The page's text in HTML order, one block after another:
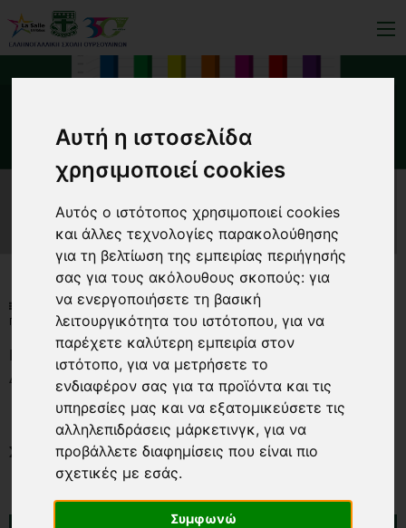
Αυτή η ιστοσελίδα
χρησιμοποιεί cookies
Αυτός ο ιστότοπος χρησιμοποιεί cookies
και άλλες τεχνολογίες παρακολούθησης
για τη βελτίωση της εμπειρίας περιήγησής
σας για τους ακόλουθους σκοπούς:για
να ενεργοποιήσετε τη βασική
λειτουργικότητα του ιστότοπου,για να
παρέχετε καλύτερη εμπειρία στον
ιστότοπο,για να μετρήσετε το
ενδιαφέρον σας για τα προϊόντα και τις
υπηρεσίες μας και να εξατομικεύσετε τις
αλληλεπιδράσεις μάρκετινγκ,για να
προβάλλετε διαφημίσεις που είναι πιο
σχετικές με εσάς.
Συμφωνώ
ΓΥΜΝΑΣΙΟ - ΛΥΚΕΙΟ:
ΑΠΟΤΕΛΕΣΜΑΤΑ ΓΑΛΛΙΚΩΝ
NEWS-LIST
ΌΛΑ ΤΑ ΝΈΑ
ΓΥΜΝΑΣΙΟ - ΛΥΚΕΙΟ: ΑΠΟΤΕΛΕΣΜΑΤΑ ΓΑΛΛΙΚΩΝ ΔΙΠΛΩΜΑΤΩΝ
ΓΥΜΝΑΣΙΟ - ΛΥΚΕΙΟ: ΑΠΟΤΕΛΕΣΜΑΤΑ ΓΑΛΛΙΚΩΝ
ΔΙΠΛΩΜΑΤΩΝ
Συγχαρητήρια στα "αστέρια" μας!